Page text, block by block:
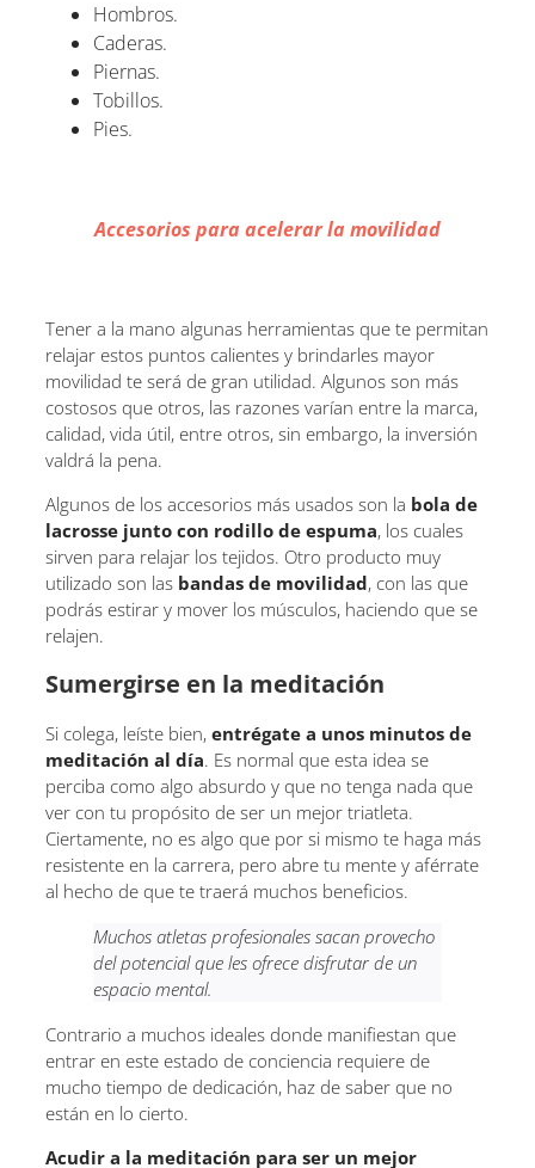
Hombros.
Caderas.
Piernas.
Tobillos.
Pies.
Accesorios para acelerar la movilidad
Tener a la mano algunas herramientas que te permitan
relajar estos puntos calientes y brindarles mayor
movilidad te será de gran utilidad. Algunos son más
costosos que otros, las razones varían entre la marca,
calidad, vida útil, entre otros, sin embargo, la inversión
valdrá la pena.
Algunos de los accesorios más usados son la bola de
lacrosse junto con rodillo de espuma, los cuales
sirven para relajar los tejidos. Otro producto muy
utilizado son las bandas de movilidad, con las que
podrás estirar y mover los músculos, haciendo que se
relajen.
Sumergirse en la meditación
Si colega, leíste bien, entrégate a unos minutos de
meditación al día. Es normal que esta idea se
perciba como algo absurdo y que no tenga nada que
ver con tu propósito de ser un mejor triatleta.
Ciertamente, no es algo que por si mismo te haga más
resistente en la carrera, pero abre tu mente y aférrate
al hecho de que te traerá muchos beneficios.
Muchos atletas profesionales sacan provecho
del potencial que les ofrece disfrutar de un
espacio mental.
Contrario a muchos ideales donde manifiestan que
entrar en este estado de conciencia requiere de
mucho tiempo de dedicación, haz de saber que no
están en lo cierto.
Acudir a la meditación para ser un mejor